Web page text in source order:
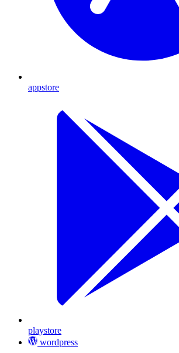
appstore
playstore
wordpress